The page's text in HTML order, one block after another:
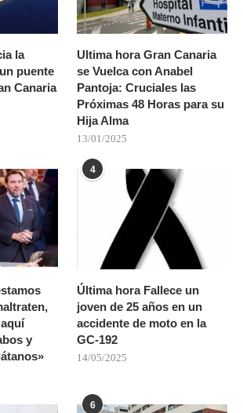
la
puente
Canaria
Ultima hora Gran Canaria
se Vuelca con Anabel
Pantoja: Cruciales las
Próximas 48 Horas para su
Hija Alma
13/01/2025
y
4
Última hora Fallece un
joven de 25 años en un
accidente de moto en la
GC-192
14/05/2025
6